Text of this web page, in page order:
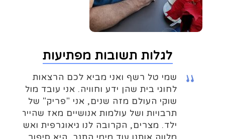
לגלות תשובות מפתיעות
שמי טל רשף ואני מביא לכם הרצאות
לחוגי בית שהן ידע וחוויה. אני עובד מול
שוקי העולם מזה שנים, אני "פריק" של
תרבויות ושל עולמות אנושיים מאז שהייתי
ילד. מצרים, הקרובה לנו גיאוגרפית ואשר